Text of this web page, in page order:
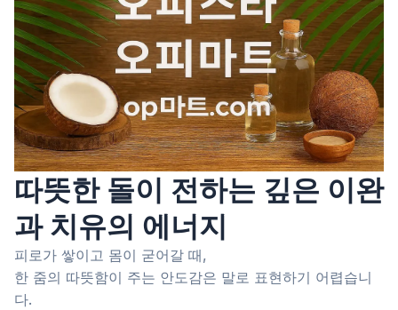
따뜻한 돌이 전하는 깊은 이완
과 치유의 에너지
피로가 쌓이고 몸이 굳어갈 때,
한 줌의 따뜻함이 주는 안도감은 말로 표현하기 어렵습니
다.